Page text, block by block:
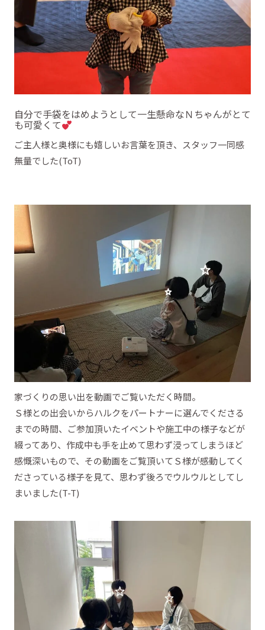
自分で手袋をはめようとして一生懸命なＮちゃんがとて
も可愛くて
ご主人様と奥様にも嬉しいお言葉を頂き、スタッフ一同感
無量でした(ToT)
家づくりの思い出を動画でご覧いただく時間。
Ｓ様との出会いからハルクをパートナーに選んでくださる
までの時間、ご参加頂いたイベントや施工中の様子などが
綴ってあり、作成中も手を止めて思わず浸ってしまうほど
感慨深いもので、その動画をご覧頂いてＳ様が感動してく
ださっている様子を見て、思わず後ろでウルウルとしてし
まいました(T-T)